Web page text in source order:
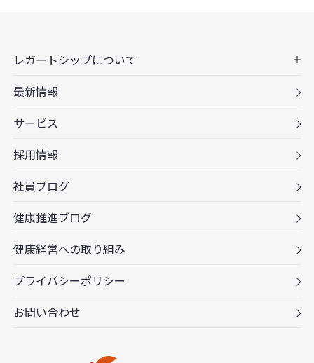
レガートシップについて
最新情報
サービス
採用情報
社員ブログ
健康推進ブログ
健康経営への取り組み
プライバシーポリシー
お問い合わせ